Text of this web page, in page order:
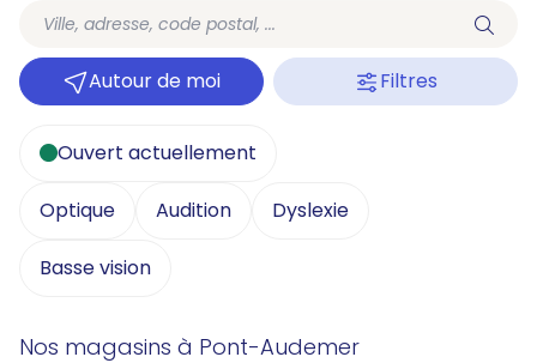
Autour de moi Filtres
Ouvert actuellement
Optique Audition Dyslexie
Basse vision
Nos magasins à Pont-Audemer